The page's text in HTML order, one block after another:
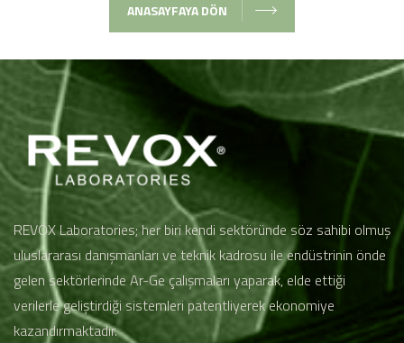
ANASAYFAYA DÖN
REVOX Laboratories; her biri kendi sektöründe söz sahibi olmuş
uluslararası danışmanları ve teknik kadrosu ile endüstrinin önde
gelen sektörlerinde Ar-Ge çalışmaları yaparak, elde ettiği
verilerle geliştirdiği sistemleri patentliyerek ekonomiye
kazandırmaktadır.